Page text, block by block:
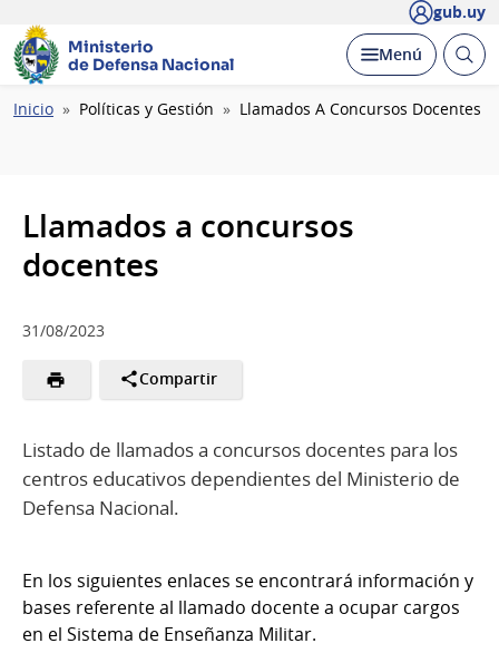
gub.uy
Ministerio
de Defensa Nacional
Desplegar
Menú Abrir
Ruta
Inicio Políticas y Gestión Llamados A Concursos Docentes
Llamados a concursos
docentes
31/08/2023
Compartir
Listado de llamados a concursos docentes para los
centros educativos dependientes del Ministerio de
Defensa Nacional.
En los siguientes enlaces se encontrará información y
bases referente al llamado docente a ocupar cargos
en el Sistema de Enseñanza Militar.